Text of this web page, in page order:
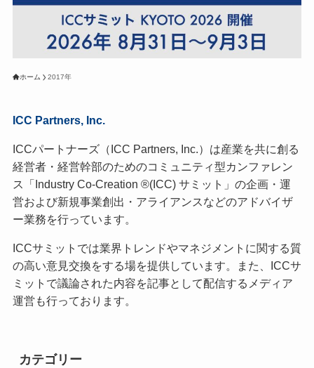
ホーム 2017年
ICC Partners, Inc.
ICCパートナーズ（ICC Partners, Inc.）は産業を共に創る
経営者・経営幹部のためのコミュニティ型カンファレン
ス「Industry Co-Creation ®(ICC) サミット」の企画・運
営および新規事業創出・アライアンスなどのアドバイザ
ー業務を行っています。
ICCサミットでは業界トレンドやマネジメントに関する質
の高い意見交換をする場を提供しています。また、ICCサ
ミットで議論された内容を記事として配信するメディア
運営も行っております。
カテゴリー